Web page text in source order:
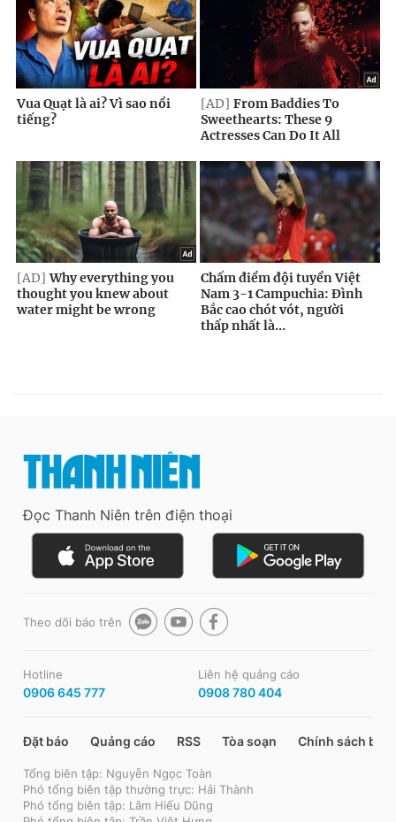
Đọc Thanh Niên trên điện thoại
Theo dõi báo trên
Hotline
0906 645 777
Liên hệ quảng cáo
0908 780 404
Đặt báo Quảng cáo RSS Tòa soạn Chính sách bảo
Tổng biên tập: Nguyễn Ngọc Toàn
Phó tổng biên tập thường trực: Hải Thành
Phó tổng biên tập: Lâm Hiếu Dũng